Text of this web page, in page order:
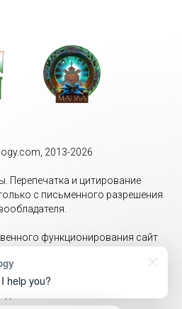
2013-2026
Перепечатка и цитирование
с письменного разрешения
функционирования сайт
пользователей (cookie, данные
Оставаясь на данном сайте
на обработку перечисленных
help you?